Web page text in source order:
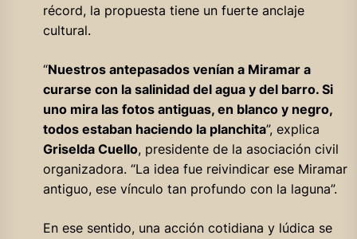
récord, la propuesta tiene un fuerte anclaje
cultural.
“Nuestros antepasados venían a Miramar a
curarse con la salinidad del agua y del barro. Si
uno mira las fotos antiguas, en blanco y negro,
todos estaban haciendo la planchita”, explica
Griselda Cuello, presidente de la asociación civil
organizadora. “La idea fue reivindicar ese Miramar
antiguo, ese vínculo tan profundo con la laguna”.
En ese sentido, una acción cotidiana y lúdica se